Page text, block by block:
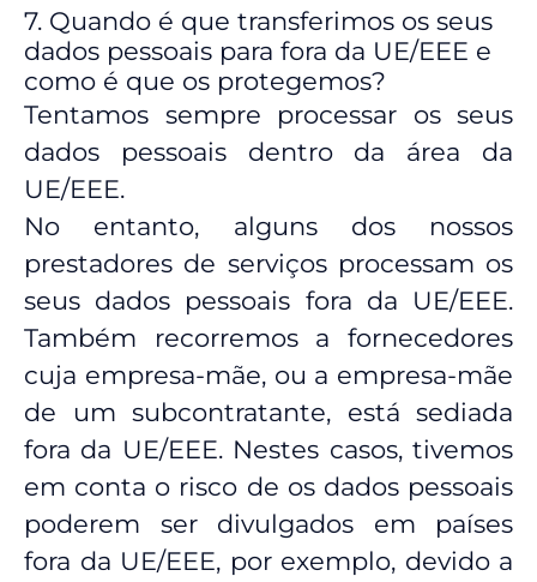
7. Quando é que transferimos os seus
dados pessoais para fora da UE/EEE e
como é que os protegemos?
Tentamos sempre processar os seus
dados pessoais dentro da área da
UE/EEE.
No entanto, alguns dos nossos
prestadores de serviços processam os
seus dados pessoais fora da UE/EEE.
Também recorremos a fornecedores
cuja empresa-mãe, ou a empresa-mãe
de um subcontratante, está sediada
fora da UE/EEE. Nestes casos, tivemos
em conta o risco de os dados pessoais
poderem ser divulgados em países
fora da UE/EEE, por exemplo, devido a